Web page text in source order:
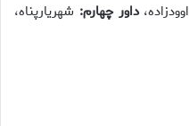
داور چهارم: شهریارپناه،